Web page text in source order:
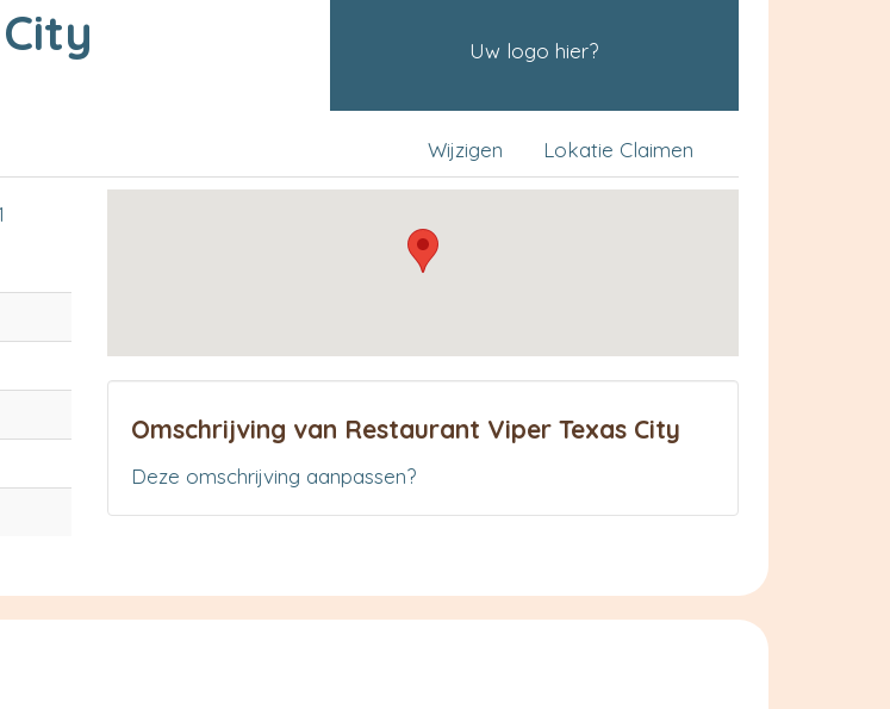
Uw logo hier?
Lokatie Claimen
Wijzigen
Omschrijving van Restaurant Viper Texas City
Deze omschrijving aanpassen?